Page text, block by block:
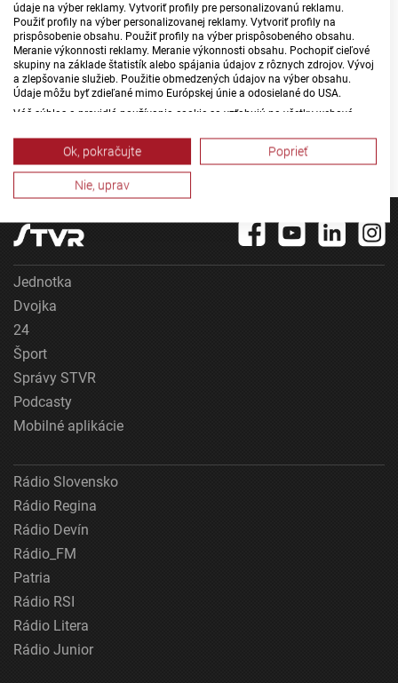
údaje na výber reklamy. Vytvoriť profily pre personalizovanú reklamu.
Použiť profily na výber personalizovanej reklamy. Vytvoriť profily na
prispôsobenie obsahu. Použiť profily na výber prispôsobeného obsahu.
Meranie výkonnosti reklamy. Meranie výkonnosti obsahu. Pochopiť cieľové
skupiny na základe štatistík alebo spájania údajov z rôznych zdrojov. Vývoj
a zlepšovanie služieb. Použitie obmedzených údajov na výber obsahu.
Údaje môžu byť zdieľané mimo Európskej únie a odosielané do USA.
Váš súhlas a pravidlá používania cookie sa vzťahujú na všetky webové
Stred, Rádio Regina Západ, Rádio Patria, Rádio Devín, RTVS, Hudobné
pozdravy, Rádio Slovensko, RSI Francais, RSI English, RSI Slovensky, Rádio
Junior, RSI, Rádio Regina Východ, Rádio_FM, RSI Espanol, NEV.
Zobraziť zoznam partnerov (1 predajcovia IAB)
Účely spracovania IAB:
Uchovávanie alebo prístup k informáciám na
zariadení
Použiť obmedzené údaje na výber reklamy
Vytvoriť profily pre personalizovanú reklamu
Použiť profily na výber personalizovanej
reklamy
Použiť profily na výber prispôsobeného obsahu
Meranie výkonnosti reklamy
Meranie výkonnosti obsahu
Pochopiť cieľové skupiny na základe štatistík
alebo spájania údajov z rôznych zdrojov
Ok, pokračujte Poprieť
Nie, uprav
effective protection of internal borders and support for
countries in the EU's immediate neighborhood. The summit
marked the end of Slovakia's one-year presidency of the V4.
The Czech Republic will take over the presidency on 1 July.
Source: TASR
Marianna Palková, Photo: TASR
Jednotka
Dvojka
24
Šport
Správy STVR
Podcasty
Mobilné aplikácie
Rádio Slovensko
Rádio Regina
Rádio Devín
Rádio_FM
Patria
Rádio RSI
Rádio Litera
Rádio Junior